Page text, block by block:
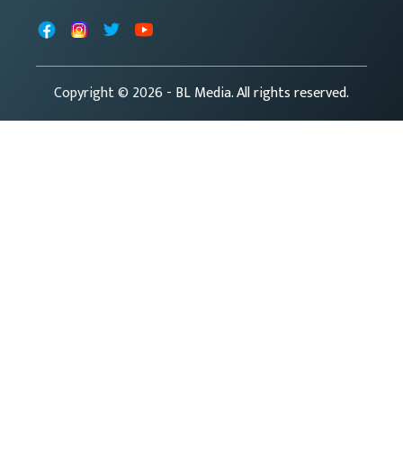
FacebookInstagram
X YouTube
Copyright © 2026- BL Media. All rights reserved.